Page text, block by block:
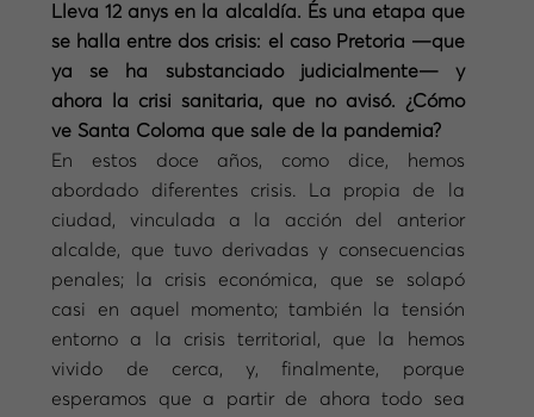
Lleva 12 anys en la alcaldía. És una etapa que
se halla entre dos crisis: el caso Pretoria —que
ya se ha substanciado judicialmente— y
ahora la crisi sanitaria, que no avisó. ¿Cómo
ve Santa Coloma que sale de la pandemia?
En estos doce años, como dice, hemos
abordado diferentes crisis. La propia de la
ciudad, vinculada a la acción del anterior
alcalde, que tuvo derivadas y consecuencias
penales; la crisis económica, que se solapó
casi en aquel momento; también la tensión
entorno a la crisis territorial, que la hemos
vivido de cerca, y, finalmente, porque
esperamos que a partir de ahora todo sea